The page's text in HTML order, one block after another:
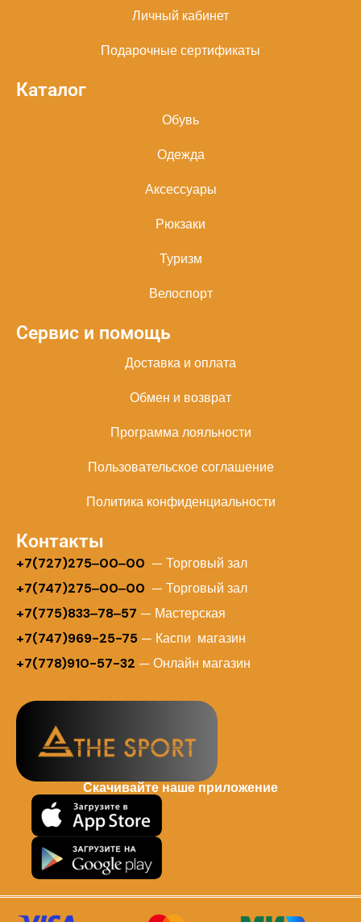
Личный кабинет
Подарочные сертификаты
Каталог
Обувь
Одежда
Аксессуары
Рюкзаки
Туризм
Велоспорт
Сервис и помощь
Доставка и оплата
Обмен и возврат
Программа лояльности
Пользовательское соглашение
Политика конфиденциальности
Контакты
+7(727)275‒00‒00 — Торговый зал
+7(747)275‒00‒00 — Торговый зал
+7(775)833‒78‒57 — Мастерская
+7(747)969-25-75 — Каспи магазин
+7(778)910-57-32 — Онлайн магазин
Скачивайте наше приложение